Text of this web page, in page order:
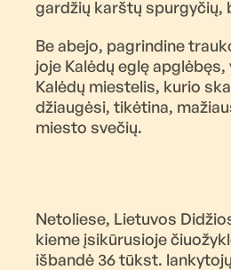
gardžių karštų spurgyčių,
Be abejo, pagrindine
joje Kalėdų eglę
Kalėdų miestelis, kurio
džiaugėsi, tikėtina,
miesto svečių.
Netoliese, Lietuvos
kieme įsikūrusioje
išbandė 36 tūkst.